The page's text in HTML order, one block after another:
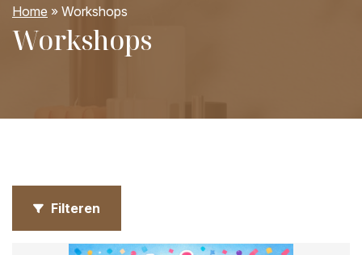
Home » Workshops
Workshops
Filteren